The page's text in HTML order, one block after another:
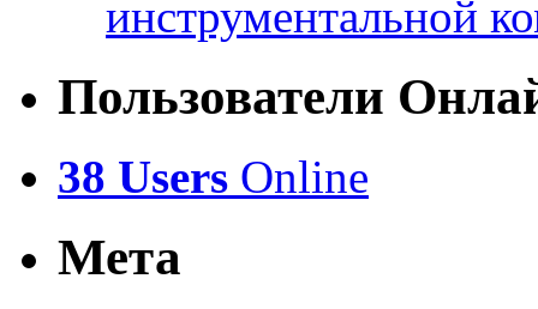
инструментальной
Пользователи
38 Users Online
Мета